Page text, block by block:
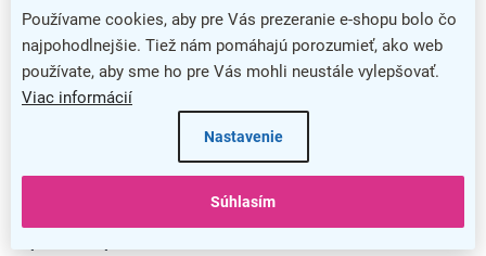
Používame cookies, aby pre Vás prezeranie e-shopu bolo čo
najpohodlnejšie. Tiež nám pomáhajú porozumieť, ako web
používate, aby sme ho pre Vás mohli neustále vylepšovať.
Viac informácií
Nastavenie
Súhlasím
Záruka: 5 rokov
Dĺžka 6,5 cm
Šírka:
plast